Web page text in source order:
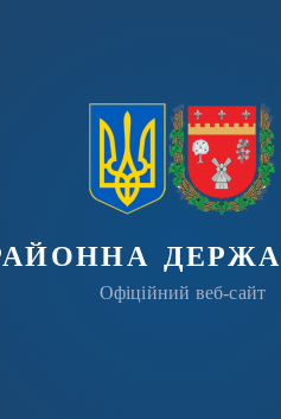
Офіційний веб-сайт